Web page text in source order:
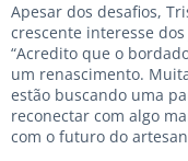
Apesar dos desafios,
crescente interesse
“Acredito que o
um renascimento.
estão buscando uma
reconectar com algo
com o futuro do